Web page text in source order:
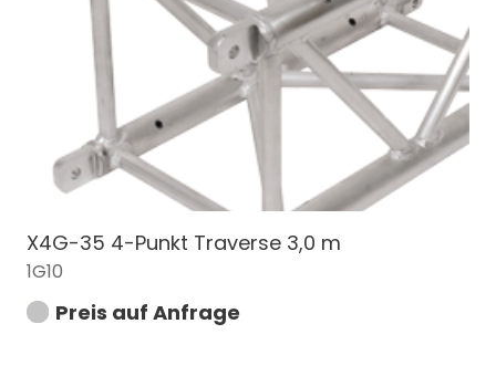
X4G-35 4-Punkt Traverse 3,0 m
1G10
Preis auf Anfrage